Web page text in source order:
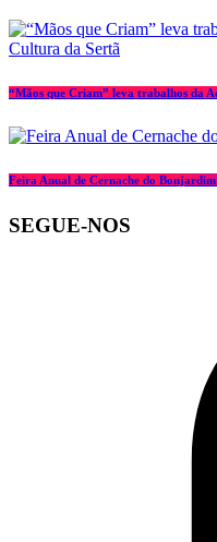
“Mãos que Criam” leva trabalhos da
Feira Anual de Cernache do
SEGUE-NOS